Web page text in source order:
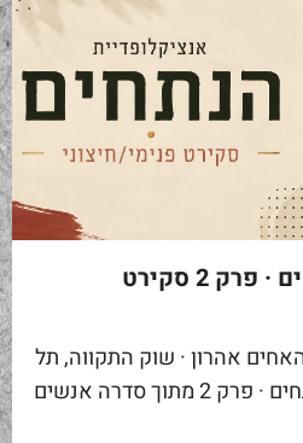
אנציקלופדיית הנתחים · פרק 2 סקירט
אהרון · שוק התקווה, תל
אביב אנציקלופדיית הנתחים · פרק 2 מתוך סדרה אנשים
"סקירט". שאלה ראשונה...